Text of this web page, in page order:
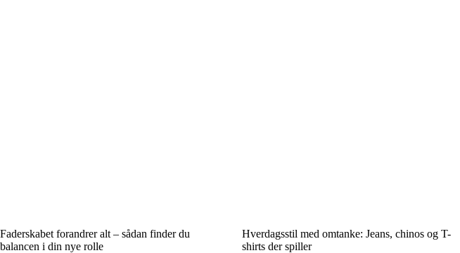
Faderskabet forandrer alt – sådan finder du
balancen i din nye rolle
Hverdagsstil med omtanke: Jeans, chinos og T-
shirts der spiller